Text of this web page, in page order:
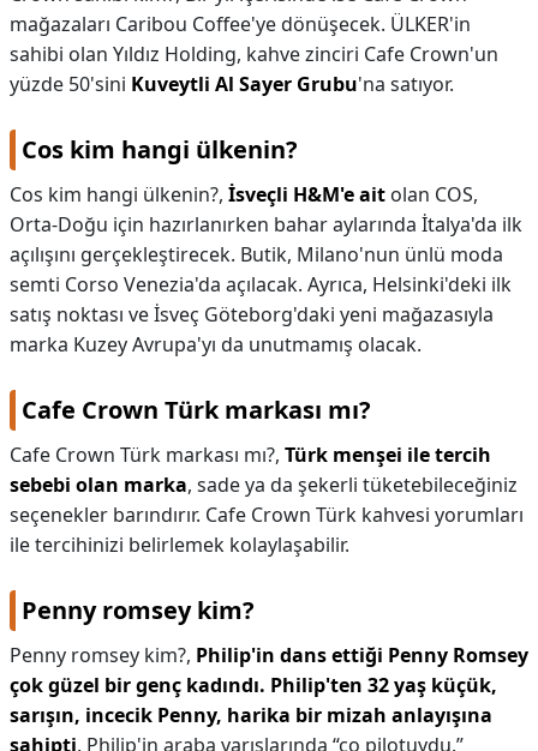
mağazaları Caribou Coffee'ye dönüşecek. ÜLKER'in
sahibi olan Yıldız Holding, kahve zinciri Cafe Crown'un
yüzde 50'sini Kuveytli Al Sayer Grubu'na satıyor.
Cos kim hangi ülkenin?
Cos kim hangi ülkenin?, İsveçli H&M'e ait olan COS,
Orta-Doğu için hazırlanırken bahar aylarında İtalya'da ilk
açılışını gerçekleştirecek. Butik, Milano'nun ünlü moda
semti Corso Venezia'da açılacak. Ayrıca, Helsinki'deki ilk
satış noktası ve İsveç Göteborg'daki yeni mağazasıyla
marka Kuzey Avrupa'yı da unutmamış olacak.
Cafe Crown Türk markası mı?
Cafe Crown Türk markası mı?, Türk menşei ile tercih
sebebi olan marka, sade ya da şekerli tüketebileceğiniz
seçenekler barındırır. Cafe Crown Türk kahvesi yorumları
ile tercihinizi belirlemek kolaylaşabilir.
Penny romsey kim?
Penny romsey kim?, Philip'in dans ettiği Penny Romsey
çok güzel bir genç kadındı. Philip'ten 32 yaş küçük,
sarışın, incecik Penny, harika bir mizah anlayışına
sahipti. Philip'in araba yarışlarında “co pilotuydu.”